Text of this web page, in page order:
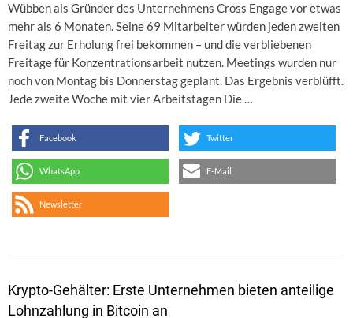
Wübben als Gründer des Unternehmens Cross Engage vor etwas
mehr als 6 Monaten. Seine 69 Mitarbeiter würden jeden zweiten
Freitag zur Erholung frei bekommen – und die verbliebenen
Freitage für Konzentrationsarbeit nutzen. Meetings wurden nur
noch von Montag bis Donnerstag geplant. Das Ergebnis verblüfft.
Jede zweite Woche mit vier Arbeitstagen Die …
Facebook Twitter
WhatsApp E-Mail
Newsletter
Krypto-Gehälter: Erste Unternehmen bieten anteilige
Lohnzahlung in Bitcoin an